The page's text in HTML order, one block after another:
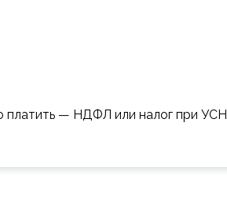
платить — НДФЛ или налог при УСН